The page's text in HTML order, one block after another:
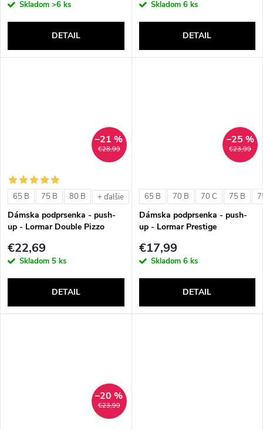
Skladom >6 ks
DETAIL
Skladom 6 ks
DETAIL
€28,99
–21 %
65 B 75 B 80 B + ďalšie
Dámska podprsenka - push-
up - Lormar Double Pizzo
€22,69
Skladom 5 ks
DETAIL
€23,99
–25 %
65 B 70 B 70 C 75 B
Dámska podprsenka - push-
up - Lormar Prestige
€17,99
Skladom 6 ks
DETAIL
€23,99
–20 %